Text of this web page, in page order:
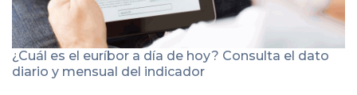
¿Cuál es el euríbor a día de hoy? Consulta el dato
diario y mensual del indicador